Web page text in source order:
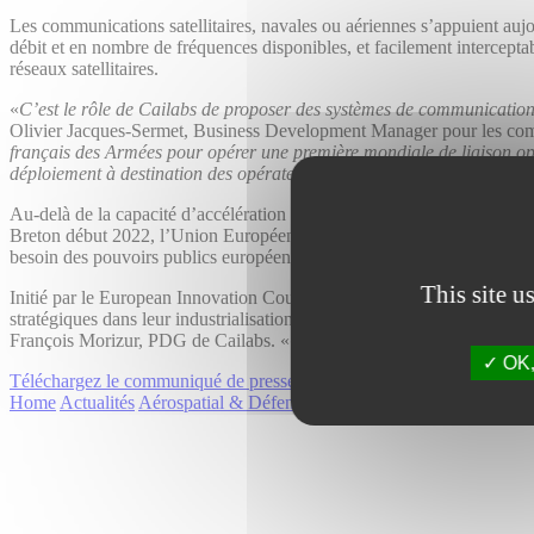
This site
Les communications satellitaires, navales ou aériennes s’appuient
débit et en nombre de fréquences disponibles, et facilement
réseaux satellitaires.
«C’est le rôle de Cailabs de proposer des systèmes de
Olivier Jacques-Sermet, Business Development Manager pour les
français des Armées pour opérer une première mondiale de liaison
déploiement à destination des opérateurs et des systémiers pour leur
Au-delà de la capacité d’accélération qu’ouvre l’EIC Accelerator,
Breton début 2022, l’Union Européenne cherche à consolider ses
besoin des pouvoirs publics européens de disposer de liaisons
Initié par le European Innovation Council via l’EISMEA, l’EIC
stratégiques dans leur industrialisation et leur accès au marché. «
François Morizur, PDG de Cailabs. « Ce financement nous permet
Téléchargez le communiqué de presse
Home Actualités Aérospatial & Défense